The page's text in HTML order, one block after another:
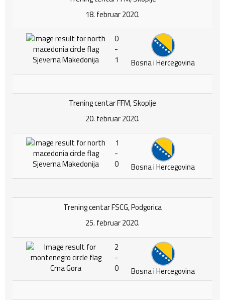
18. februar 2020.
Sjeverna Makedonija
0
-
1
Bosna i Hercegovina
Trening centar FFM, Skoplje
20. februar 2020.
Sjeverna Makedonija
1
-
0
Bosna i Hercegovina
Trening centar FSCG, Podgorica
25. februar 2020.
Crna Gora
2
-
0
Bosna i Hercegovina